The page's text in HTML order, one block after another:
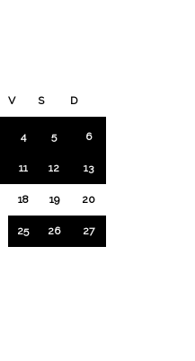
V S D
4 5 6
11 12 13
18 19 20
25 26 27